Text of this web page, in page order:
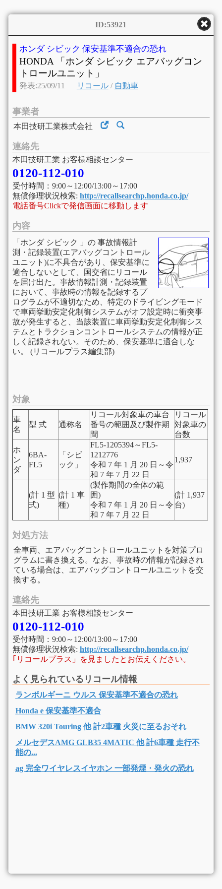
ID:53921
ホンダ シビック 保安基準不適合の恐れ
HONDA 「ホンダ シビック エアバッグコン
トロールユニット」
発表:25/09/11 リコール/ 自動車
事業者
本田技研工業株式会社
連絡先
本田技研工業 お客様相談センター
0120-112-010
受付時間：9:00～12:00/13:00～17:00
無償修理状況検索: http://recallsearchp.honda.co.jp/
電話番号Clickで発信画面に移動します
内容
「ホンダ シビック 」の 事故情報計
測・記録装置(エアバッグコントロール
ユニット)に不具合があり、保安基準に
適合しないとして、国交省にリコール
を届け出た。事故情報計測・記録装置
において、事故時の情報を記録するプ
ログラムが不適切なため、特定のドライビングモード
で車両挙動安定化制御システムがオフ設定時に衝突事
故が発生すると、当該装置に車両挙動安定化制御シス
テムとトラクションコントロールシステムの情報が正
しく記録されない。そのため、保安基準に適合しな
い。 (リコールプラス編集部)
対象
車
名
型 式 通称名
リコール対象車の車台
番号の範囲及び製作期
間
リコール
対象車の
台数
ホ
ン
ダ
6BA-
FL5
「シビ
ック」
FL5-1205394～FL5-
1212776
令和 7 年 1 月 20 日～令
和 7 年 7 月 22 日
1,937
(計 1 型
式)
(計 1 車
種)
(製作期間の全体の範
囲)
令和 7 年 1 月 20 日～令
和 7 年 7 月 22 日
(計 1,937
台)
対処方法
全車両、エアバッグコントロールユニットを対策プロ
グラムに書き換える。なお、事故時の情報が記録され
ている場合は、エアバッグコントロールユニットを交
換する。
連絡先
本田技研工業 お客様相談センター
0120-112-010
受付時間：9:00～12:00/13:00～17:00
無償修理状況検索: http://recallsearchp.honda.co.jp/
｢リコールプラス」を見ましたとお伝えください。
よく見られているリコール情報
ランボルギーニ ウルス 保安基準不適合の恐れ
Honda e 保安基準不適合
BMW 320i Touring 他 計2車種 火災に至るおそれ
メルセデスAMG GLB35 4MATIC 他 計6車種 走行不
能の...
ag 完全ワイヤレスイヤホン 一部発煙・発火の恐れ